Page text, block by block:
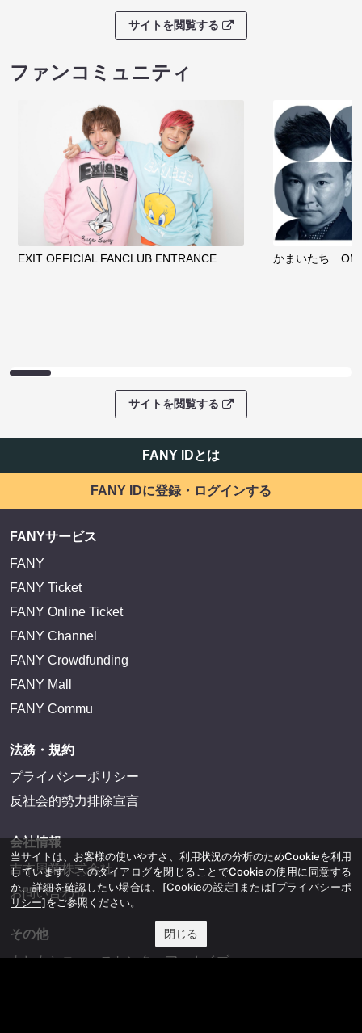
サイトを閲覧する
ファンコミュニティ
EXIT OFFICIAL FANCLUB ENTRANCE かまいたち
サイトを閲覧する
FANY IDとは
FANY IDに登録・ログインする
FANYサービス
FANY
FANY Ticket
FANY Online Ticket
FANY Channel
FANY Crowdfunding
FANY Mall
FANY Commu
法務・規約
プライバシーポリシー
反社会的勢力排除宣言
会社情報
吉本興業株式会社
お問い合わせ
その他
よしもとニュースセンターアーカイブ
当サイトは、お客様の使いやすさ、利用状況の分析のためCookieを利用
しています。このダイアログを閉じることでCookieの使用に同意する
か、詳細を確認したい場合は、 [Cookieの設定] または[プライバシーポ
リシー]をご参照ください。
閉じる